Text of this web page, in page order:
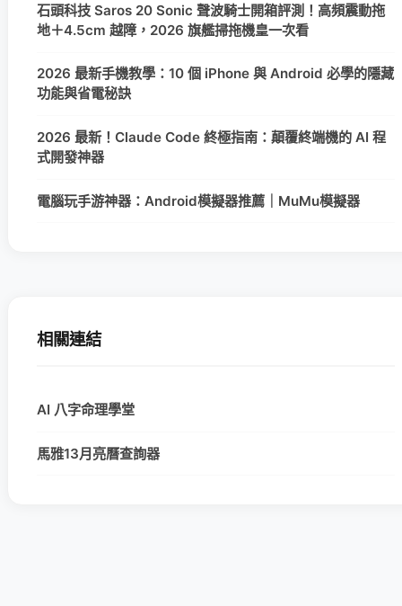
石頭科技 Saros 20 Sonic 聲波騎士開箱評測！高頻震動拖
地＋4.5cm 越障，2026 旗艦掃拖機皇一次看
2026 最新手機教學：10 個 iPhone 與 Android 必學的隱藏
功能與省電秘訣
2026 最新！Claude Code 終極指南：顛覆終端機的 AI 程
式開發神器
電腦玩手游神器：Android模擬器推薦｜MuMu模擬器
相關連結
AI 八字命理學堂
馬雅13月亮曆查詢器